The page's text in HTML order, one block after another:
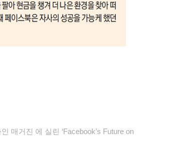
매거진 에 실린 ‘Facebook’s Future on